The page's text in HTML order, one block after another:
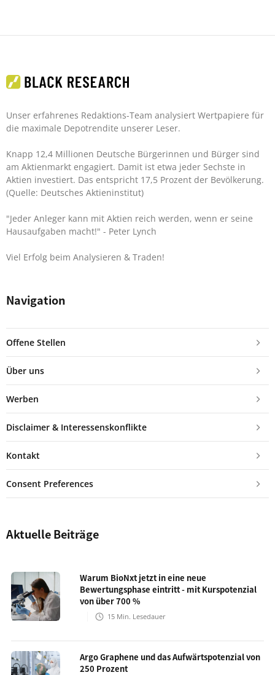
Unser erfahrenes Redaktions-Team analysiert Wertpapiere für
die maximale Depotrendite unserer Leser.
Knapp 12,4 Millionen Deutsche Bürgerinnen und Bürger sind
am Aktienmarkt engagiert. Damit ist etwa jeder Sechste in
Aktien investiert. Das entspricht 17,5 Prozent der Bevölkerung.
(Quelle: Deutsches Aktieninstitut)
"Jeder Anleger kann mit Aktien reich werden, wenn er seine
Hausaufgaben macht!" - Peter Lynch
Viel Erfolg beim Analysieren & Traden!
Navigation
Offene Stellen
Über uns
Werben
Disclaimer & Interessenskonflikte
Kontakt
Consent Preferences
Aktuelle Beiträge
Warum BioNxt jetzt in eine neue
Bewertungsphase eintritt - mit Kurspotenzial
von über 700 %
15 Min. Lesedauer
Argo Graphene und das Aufwärtspotenzial von
250 Prozent